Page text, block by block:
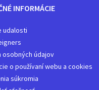
INFORMÁCIE
udalosti
osobných údajov
o používaní webu a cookies
súkromia